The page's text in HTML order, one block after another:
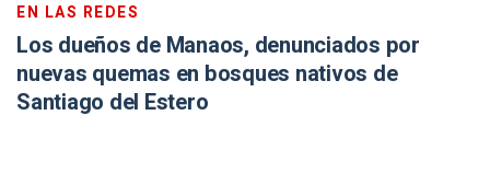
EN LAS REDES
Los dueños de Manaos, denunciados por
nuevas quemas en bosques nativos de
Santiago del Estero